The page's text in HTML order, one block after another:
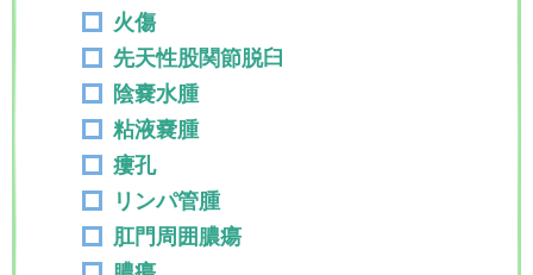
火傷
先天性股関節脱臼
陰嚢水腫
粘液嚢腫
瘻孔
リンパ管腫
肛門周囲膿瘍